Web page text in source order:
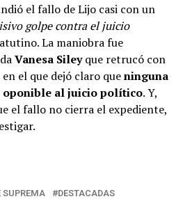
el fallo de Lijo casi con un
golpe contra el juicio
La maniobra fue
Vanesa Sileyque retrucó con
el que dejó claro queninguna
al juicio político. Y,
el fallo no cierra el expediente,
SUPREMA
DESTACADAS